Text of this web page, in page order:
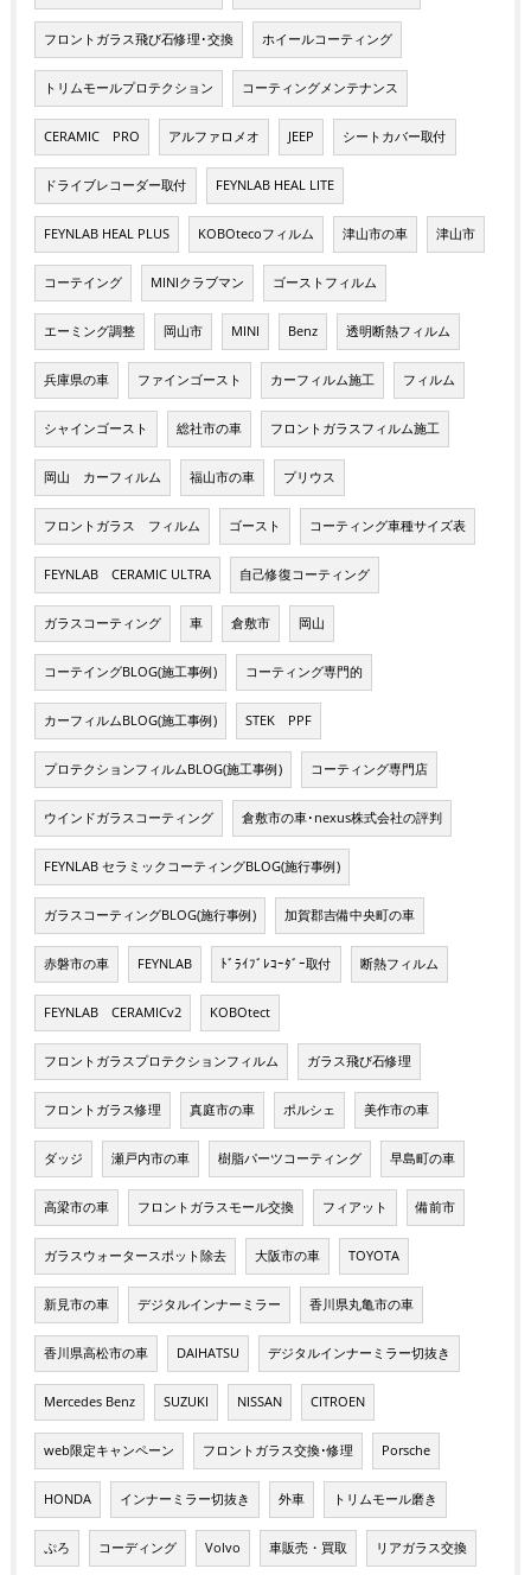
フロントガラス飛び石修理･交換 ホイールコーティング
トリムモールプロテクション コーティングメンテナンス
CERAMIC PRO アルファロメオ JEEP シートカバー取付
ドライブレコーダー取付 FEYNLAB HEAL LITE
FEYNLAB HEAL PLUS KOBOtecoフィルム 津山市の車 津山市
コーテイング MINIクラブマン ゴーストフィルム
エーミング調整 岡山市 MINI Benz 透明断熱フィルム
兵庫県の車 ファインゴースト カーフィルム施工 フィルム
シャインゴースト 総社市の車 フロントガラスフィルム施工
岡山 カーフィルム 福山市の車 プリウス
フロントガラス フィルム ゴースト コーティング車種サイズ表
FEYNLAB CERAMIC ULTRA 自己修復コーティング
ガラスコーティング 車 倉敷市 岡山
コーテイングBLOG(施工事例) コーティング専門的
カーフィルムBLOG(施工事例) STEK PPF
プロテクションフィルムBLOG(施工事例) コーティング専門店
ウインドガラスコーティング 倉敷市の車･nexus株式会社の評判
FEYNLAB セラミックコーティングBLOG(施行事例)
ガラスコーティングBLOG(施行事例) 加賀郡吉備中央町の車
赤磐市の車 FEYNLAB ﾄﾞﾗｲﾌﾞﾚｺｰﾀﾞｰ取付 断熱フィルム
FEYNLAB CERAMICv2 KOBOtect
フロントガラスプロテクションフィルム ガラス飛び石修理
フロントガラス修理 真庭市の車 ポルシェ 美作市の車
ダッジ 瀬戸内市の車 樹脂パーツコーティング 早島町の車
高梁市の車 フロントガラスモール交換 フィアット 備前市
ガラスウォータースポット除去 大阪市の車 TOYOTA
新見市の車 デジタルインナーミラー 香川県丸亀市の車
香川県高松市の車 DAIHATSU デジタルインナーミラー切抜き
Mercedes Benz SUZUKI NISSAN CITROEN
web限定キャンペーン フロントガラス交換･修理 Porsche
HONDA インナーミラー切抜き 外車 トリムモール磨き
ぷろ コーディング Volvo 車販売・買取 リアガラス交換